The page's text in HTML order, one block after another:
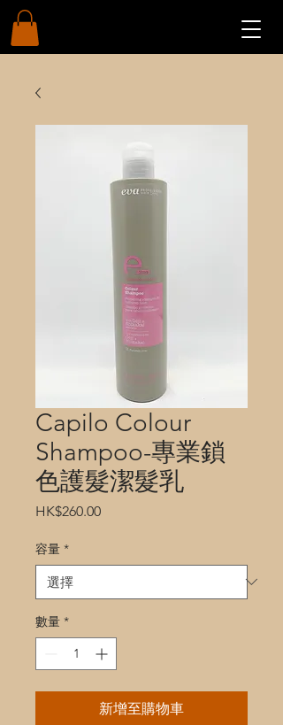
Capilo Colour
Shampoo-專業鎖
色護髮潔髮乳
HK$260.00價
容量 *
數量 *
新增至購物車